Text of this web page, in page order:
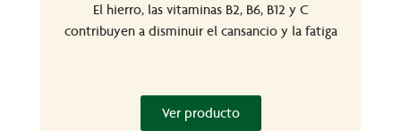
El hierro, las vitaminas B2, B6, B12 y C
contribuyen a disminuir el cansancio y la fatiga
Ver producto